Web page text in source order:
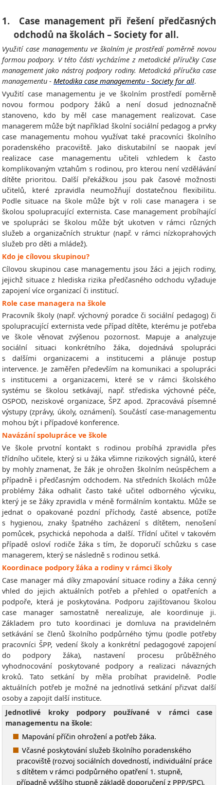
1.
Case management při řešení předčasných
odchodů na školách – Society for all.
Využití case managementu ve školním je prostředí poměrně novou
formou podpory. V této části vycházíme z metodické příručky Case
management jako nástroj podpory rodiny. Metodická příručka case
managementu - Metodika case managementu - Society for all.
Využití case managementu je ve školním prostředí poměrně
novou formou podpory žáků a není dosud jednoznačně
stanoveno, kdo by měl case management realizovat. Case
managerem může být například školní sociální pedagog a prvky
case managementu mohou využívat také pracovníci školního
poradenského pracoviště. Jako diskutabilní se naopak jeví
realizace case managementu učiteli vzhledem k často
komplikovaným vztahům s rodinou, pro kterou není vzdělávání
dítěte prioritou. Další překážkou jsou pak časové možnosti
učitelů, které zpravidla neumožňují dostatečnou flexibilitu.
Podle situace na škole může být v roli case managera i se
školou spolupracující externista. Case management probíhající
ve spolupráci se školou může být ukotven v rámci různých
služeb a organizačních struktur (např. v rámci nízkoprahových
služeb pro děti a mládež).
Kdo je cílovou skupinou?
Cílovou skupinou case managementu jsou žáci a jejich rodiny,
jejichž situace z hlediska rizika předčasného odchodu vyžaduje
zapojení více organizací či institucí.
Role case managera na škole
Pracovník školy (např. výchovný poradce či sociální pedagog) či
spolupracující externista vede případ dítěte, kterému je potřeba
ve škole věnovat zvýšenou pozornost. Mapuje a analyzuje
sociální situaci konkrétního žáka, dojednává spolupráci
s dalšími organizacemi a institucemi a plánuje postup
intervence. Je zaměřen především na komunikaci a spolupráci
s institucemi a organizacemi, které se v rámci školského
systému se školou setkávají, např. střediska výchovné péče,
OSPOD, neziskové organizace, ŠPZ apod. Zpracovává písemné
výstupy (zprávy, úkoly, oznámení). Součástí case‑managementu
mohou být i případové konference.
Navázání spolupráce ve škole
Ve škole prvotní kontakt s rodinou probíhá zpravidla přes
třídního učitele, který si u žáka všimne rizikových signálů, které
by mohly znamenat, že žák je ohrožen školním neúspěchem a
případně i předčasným odchodem. Na středních školách může
problémy žáka odhalit často také učitel odborného výcviku,
který je se žáky zpravidla v méně formálním kontaktu. Může se
jednat o opakované pozdní příchody, časté absence, potíže
s hygienou, znaky špatného zacházení s dítětem, nenošení
pomůcek, psychická nepohoda a další. Třídní učitel v takovém
případě osloví rodiče žáka s tím, že doporučí schůzku s case
managerem, který se následně s rodinou setká.
Koordinace podpory žáka a rodiny v rámci školy
Case manager má díky zmapování situace rodiny a žáka cenný
vhled do jejich aktuálních potřeb a přehled o opatřeních a
podpoře, která je poskytována. Podporu zajišťovanou školou
case manager samostatně nerealizuje, ale koordinuje ji.
Základem pro tuto koordinaci je domluva na pravidelném
setkávání se členů školního podpůrného týmu (podle potřeby
pracovníci ŠPP, vedení školy a konkrétní pedagogové zapojení
do podpory žáka), nastavení procesu průběžného
vyhodnocování poskytované podpory a realizaci návazných
kroků. Tato setkání by měla probíhat pravidelně. Podle
aktuálních potřeb je možné na jednotlivá setkání přizvat další
osoby a zapojit další instituce.
Jednotlivé kroky podpory používané v rámci case
managementu na škole:
Mapování příčin ohrožení a potřeb žáka.
Včasné poskytování služeb školního poradenského
pracoviště (rozvoj sociálních dovedností, individuální práce
s dítětem v rámci podpůrného opatření 1. stupně,
případně vyššího stupně základě doporučení z PPP/SPC).